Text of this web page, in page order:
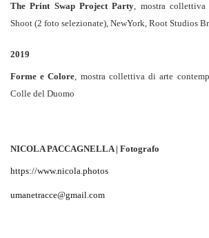
The Print Swap Project Party, mostra collettiva
Shoot (2 foto selezionate), NewYork, Root Studios
2019
Forme e Colore, mostra collettiva di arte
Colle del Duomo
NICOLA PACCAGNELLA | Fotografo
https://www.nicola.photos
umanetracce@gmail.com